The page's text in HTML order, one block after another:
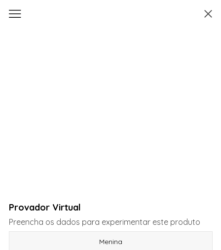
Provador Virtual
Preencha os dados para experimentar este produto
Menina